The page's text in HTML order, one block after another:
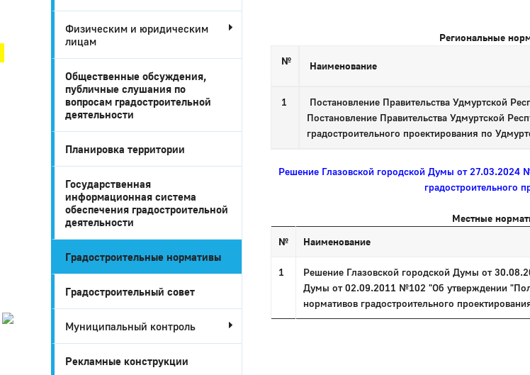
Глазов
муниципального
Стратегия
Город ГлазовФизическим и юридическим
лицам
Общественные обсуждения,
публичные слушания по
вопросам градостроительной
деятельности
Планировка территории
Государственная
информационная система
обеспечения градостроительной
деятельности
Градостроительные нормативы
Градостроительный совет
Муниципальный контроль
Рекламные конструкции
Региональные
№
Наименование
1
Постановление Правительства Удмуртской
Постановление Правительства Удмуртской
градостроительного проектирования по
Решение Глазовской городской Думы от 27.03.2024
градостроительного
Местные
№
Наименование
1
Решение Глазовской городской Думы от
Думы от 02.09.2011 №102 "Об утверждении
нормативов градостроительного